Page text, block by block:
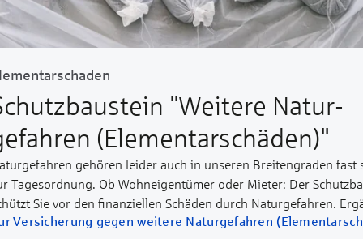
"Weitere Natur­
(Elementar­schäden)"
gehören leider auch in unseren Breitengraden fast
Tagesordnung. Ob Wohn­eigentümer oder Mieter: Der
Sie vor den finanziellen Schäden durch Naturgefahren.
Ihre Wohngebäude- oder/und Hausratversicherung bei der
Versicherung gegen weitere Naturgefahren